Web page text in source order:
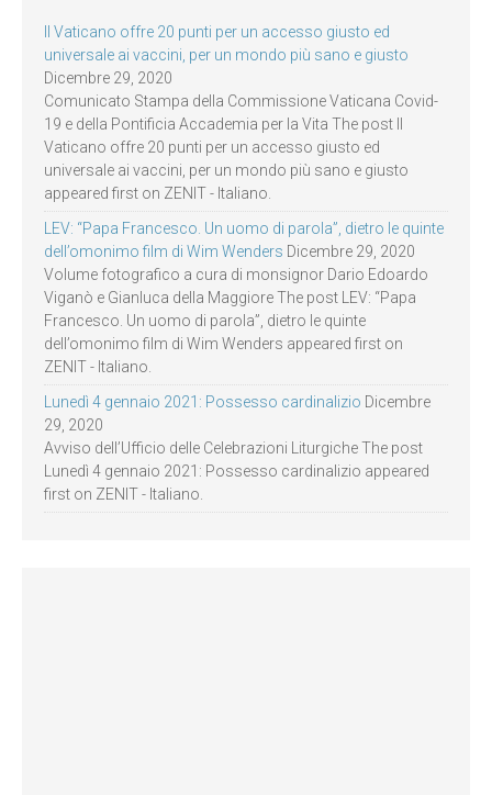
Il Vaticano offre 20 punti per un accesso giusto ed
universale ai vaccini, per un mondo più sano e giusto
Dicembre 29, 2020
Comunicato Stampa della Commissione Vaticana Covid-
19 e della Pontificia Accademia per la Vita The post Il
Vaticano offre 20 punti per un accesso giusto ed
universale ai vaccini, per un mondo più sano e giusto
appeared first on ZENIT - Italiano.
LEV: “Papa Francesco. Un uomo di parola”, dietro le quinte
dell’omonimo film di Wim Wenders Dicembre 29, 2020
Volume fotografico a cura di monsignor Dario Edoardo
Viganò e Gianluca della Maggiore The post LEV: “Papa
Francesco. Un uomo di parola”, dietro le quinte
dell’omonimo film di Wim Wenders appeared first on
ZENIT - Italiano.
Lunedì 4 gennaio 2021: Possesso cardinalizio Dicembre
29, 2020
Avviso dell’Ufficio delle Celebrazioni Liturgiche The post
Lunedì 4 gennaio 2021: Possesso cardinalizio appeared
first on ZENIT - Italiano.